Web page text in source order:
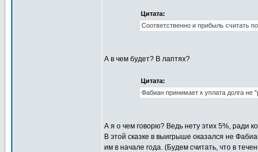
Цитата:
Соответственно и прибыль считать
А в чем будет? В лаптях?
Цитата:
Фабиан принимает к уплата долга не
А я о чем говорю? Ведь нету этих 5%, ради
В этой сказке в выигрыше оказался не
им в начале года. (Будем считать, что в